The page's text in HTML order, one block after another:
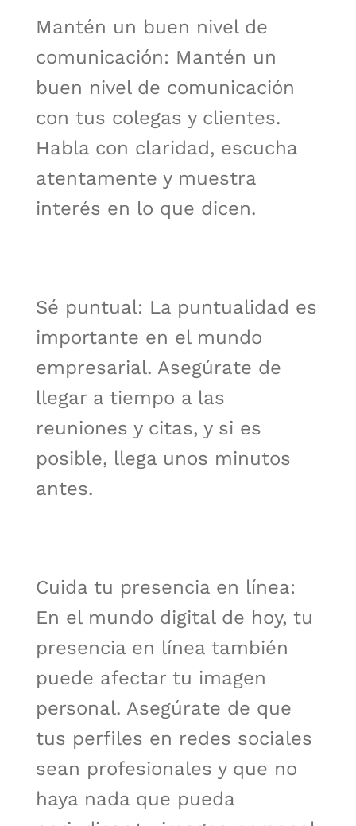
Mantén un buen nivel de
comunicación: Mantén un
buen nivel de comunicación
con tus colegas y clientes.
Habla con claridad, escucha
atentamente y muestra
interés en lo que dicen.
Sé puntual: La puntualidad es
importante en el mundo
empresarial. Asegúrate de
llegar a tiempo a las
reuniones y citas, y si es
posible, llega unos minutos
antes.
Cuida tu presencia en línea:
En el mundo digital de hoy, tu
presencia en línea también
puede afectar tu imagen
personal. Asegúrate de que
tus perfiles en redes sociales
sean profesionales y que no
haya nada que pueda